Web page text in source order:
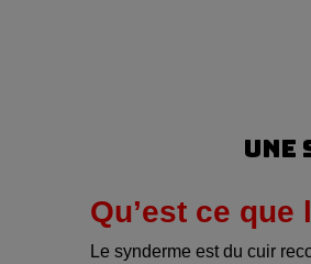
UNE
Qu’est ce
Le synderme est du cuir